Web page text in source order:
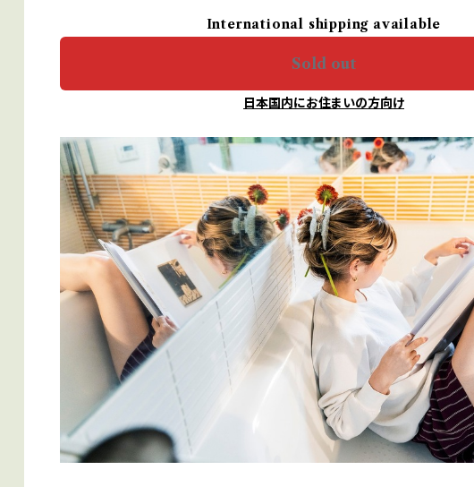
International shipping available
Sold out
日本国内にお住まいの方向け